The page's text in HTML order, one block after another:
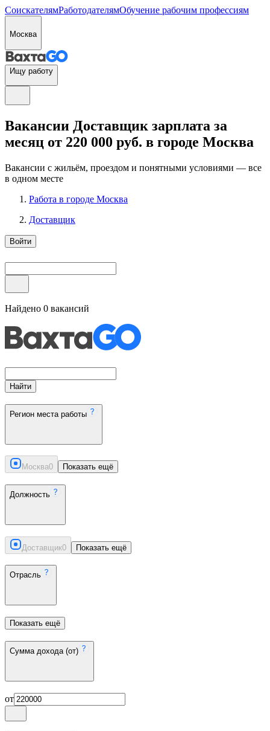
СоискателямРаботодателямОбучение рабочим профессиям
Москва
Ищу работу
Вакансии Доставщик зарплата за
месяц от 220 000 руб. в городе Москва
Вакансии с жильём, проездом и понятными условиями — все
в одном месте
Работа в городе Москва
Доставщик
Войти
Найдено 0 вакансий
Найти
Регион места работы
Москва0 Показать ещё
Должность
Доставщик0 Показать ещё
Отрасль
Показать ещё
Сумма дохода (от)
от